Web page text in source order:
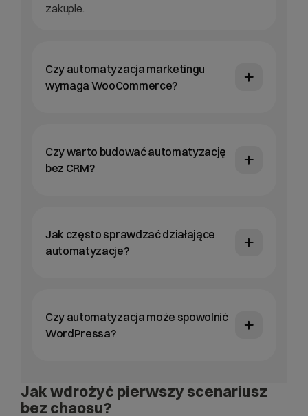
zakupie.
Czy automatyzacja marketingu
wymaga WooCommerce?
Czy warto budować automatyzację
bez CRM?
Jak często sprawdzać działające
automatyzacje?
Czy automatyzacja może spowolnić
WordPressa?
Jak wdrożyć pierwszy scenariusz
bez chaosu?